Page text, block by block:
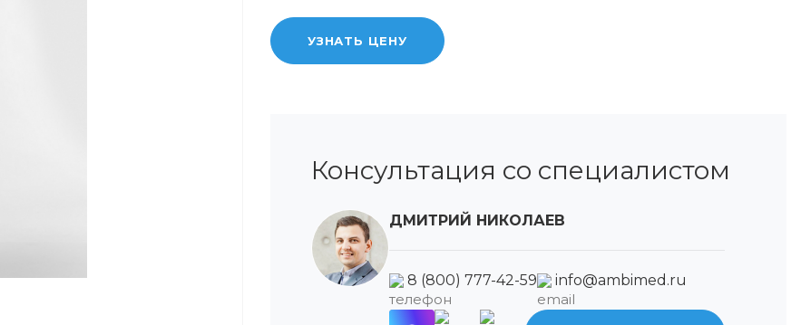
УЗНАТЬ ЦЕНУ
Консультация со специалистом
ДМИТРИЙ НИКОЛАЕВ
8 (800) 777-42-59 info@ambimed.ru